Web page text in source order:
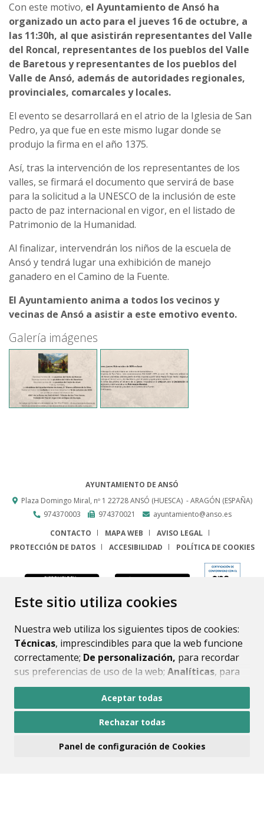
Este sitio utiliza cookies
Nuestra web utiliza los siguientes tipos de cookies:
Técnicas, imprescindibles para que la web funcione
correctamente; De personalización, para recordar
sus preferencias de uso de la web; Analíticas, para
mejorar el funcionamiento de la web y sus servicios.
Si acepta pulsando el botón“Aceptar todas”
consideramos que acepta su uso. Si pulsa el botón
ninguna acción, se guardarán las cookies técnicas
Aceptar todas
Rechazar todas
Panel de configuración de Cookies
Con este motivo, el Ayuntamiento de Ansó ha
organizado un acto para el jueves 16 de octubre, a
las 11:30h, al que asistirán representantes del Valle
del Roncal, representantes de los pueblos del Valle
de Baretous y representantes de los pueblos del
Valle de Ansó, además de autoridades regionales,
provinciales, comarcales y locales.
El evento se desarrollará en el atrio de la Iglesia de San
Pedro, ya que fue en este mismo lugar donde se
produjo la firma en el año 1375.
Así, tras la intervención de los representantes de los
valles, se firmará el documento que servirá de base
para la solicitud a la UNESCO de la inclusión de este
pacto de paz internacional en vigor, en el listado de
Patrimonio de la Humanidad.
Al finalizar, intervendrán los niños de la escuela de
Ansó y tendrá lugar una exhibición de manejo
ganadero en el Camino de la Fuente.
El Ayuntamiento anima a todos los vecinos y
vecinas de Ansó a asistir a este emotivo evento.
Galería imágenes
AYUNTAMIENTO DE ANSÓ
Plaza Domingo Miral, nº 1 22728 ANSÓ (HUESCA) - ARAGÓN (ESPAÑA)
974370003
974370021
ayuntamiento@anso.es
CONTACTO
MAPA WEB
AVISO LEGAL
PROTECCIÓN DE DATOS
ACCESIBILIDAD POLÍTICA DE COOKIES